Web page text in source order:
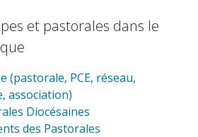
et pastorales dans le
(pastorale, PCE, réseau,
association)
Diocésaines
des Pastorales